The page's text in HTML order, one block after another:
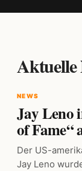
Aktuelle
NEWS
Jay Leno
of Fame“
Der US-
Jay Leno